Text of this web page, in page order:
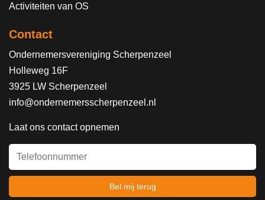
Activiteiten van OS
Contact
Ondernemersvereniging Scherpenzeel
Holleweg 16F
3925 LW Scherpenzeel
info@ondernemersscherpenzeel.nl
Laat ons contact opnemen